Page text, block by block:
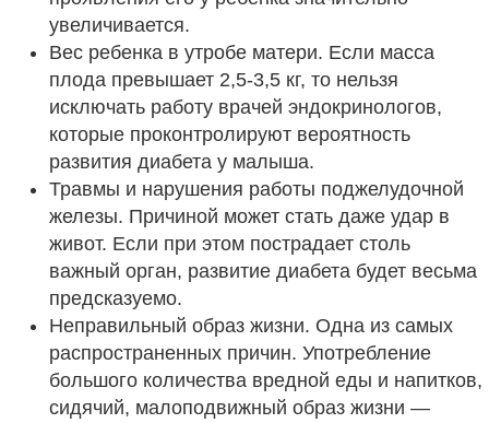
увеличивается.
Вес ребенка в утробе матери. Если масса
плода превышает 2,5-3,5 кг, то нельзя
исключать работу врачей эндокринологов,
которые проконтролируют вероятность
развития диабета у малыша.
Травмы и нарушения работы поджелудочной
железы. Причиной может стать даже удар в
живот. Если при этом пострадает столь
важный орган, развитие диабета будет весьма
предсказуемо.
Неправильный образ жизни. Одна из самых
распространенных причин. Употребление
большого количества вредной еды и напитков,
сидячий, малоподвижный образ жизни —